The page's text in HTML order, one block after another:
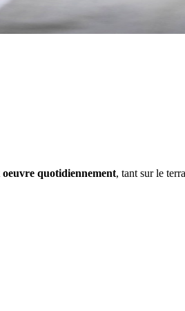
quotidiennement, tant sur le